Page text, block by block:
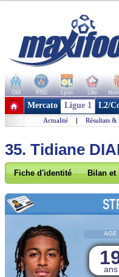
OM PSG Lyon Lille
+ de clubs
Mercato Ligue 1 L2/
Actualité | Résultats &
35. Tidiane
Fiche d'identité Bilan et
AGE
ans